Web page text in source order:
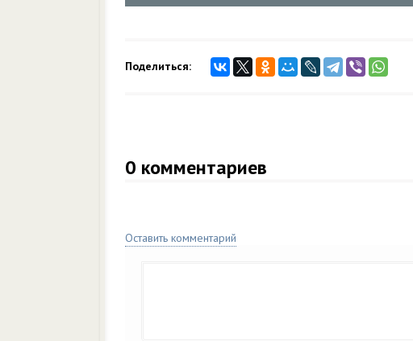
Поделиться:
0 комментариев
Оставить комментарий